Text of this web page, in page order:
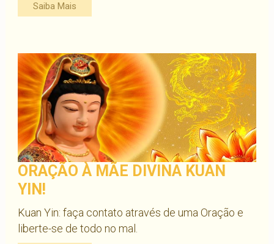
Saiba Mais
ORAÇÃO À MÃE DIVINA KUAN
YIN!
Kuan Yin: faça contato através de uma Oração e
liberte-se de todo no mal.